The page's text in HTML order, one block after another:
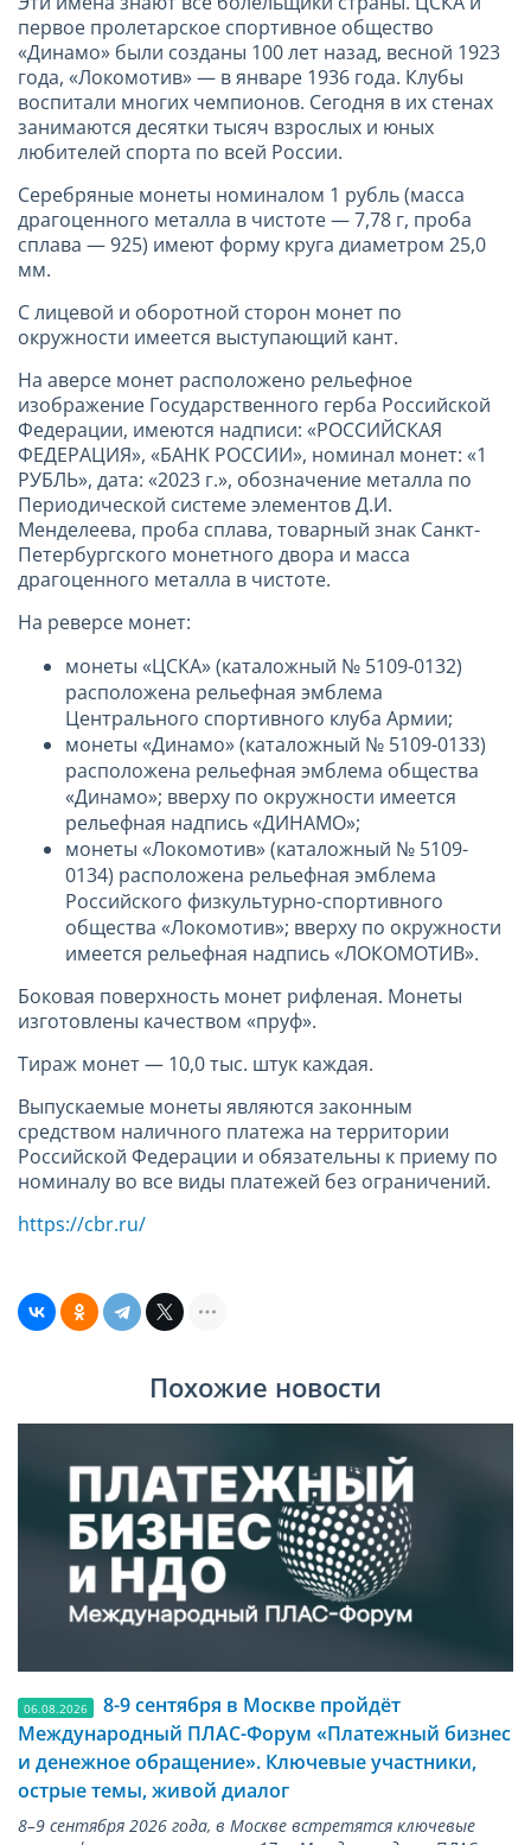
первое пролетарское спортивное общество
«Динамо» были созданы 100 лет назад, весной 1923
года, «Локомотив» — в январе 1936 года. Клубы
воспитали многих чемпионов. Сегодня в их стенах
занимаются десятки тысяч взрослых и юных
любителей спорта по всей России.
Серебряные монеты номиналом 1 рубль (масса
драгоценного металла в чистоте — 7,78 г, проба
сплава — 925) имеют форму круга диаметром 25,0
мм.
С лицевой и оборотной сторон монет по
окружности имеется выступающий кант.
На аверсе монет расположено рельефное
изображение Государственного герба Российской
Федерации, имеются надписи: «РОССИЙСКАЯ
ФЕДЕРАЦИЯ», «БАНК РОССИИ», номинал монет: «1
РУБЛЬ», дата: «2023 г.», обозначение металла по
Периодической системе элементов Д.И.
Менделеева, проба сплава, товарный знак Санкт-
Петербургского монетного двора и масса
драгоценного металла в чистоте.
На реверсе монет:
монеты «ЦСКА» (каталожный № 5109-0132)
расположена рельефная эмблема
Центрального спортивного клуба Армии;
монеты «Динамо» (каталожный № 5109-0133)
расположена рельефная эмблема общества
«Динамо»; вверху по окружности имеется
рельефная надпись «ДИНАМО»;
монеты «Локомотив» (каталожный № 5109-
0134) расположена рельефная эмблема
Российского физкультурно-спортивного
общества «Локомотив»; вверху по окружности
имеется рельефная надпись «ЛОКОМОТИВ».
Боковая поверхность монет рифленая. Монеты
изготовлены качеством «пруф».
Тираж монет — 10,0 тыс. штук каждая.
Выпускаемые монеты являются законным
средством наличного платежа на территории
Российской Федерации и обязательны к приему по
номиналу во все виды платежей без ограничений.
https://cbr.ru/
Похожие новости
06.08.2026
8-9 сентября в Москве пройдёт
Международный ПЛАС-Форум «Платежный бизнес
и денежное обращение». Ключевые участники,
острые темы, живой диалог
8–9 сентября 2026 года, в Москве встретятся ключевые